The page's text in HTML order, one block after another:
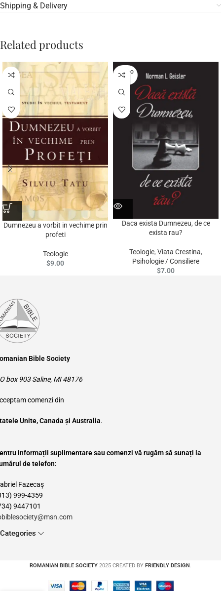
Shipping & Delivery
Related products
Dumnezeu a vorbit in vechime prin
profeti
Teologie
$9.00
SOLD O
UT
Daca exista Dumnezeu, de ce
exista rau?
Teologie, Viata Crestina,
Psihologie / Consiliere
$7.00
Bible Society
box 903 Saline, MI 48176
comenzi din
Unite, Canada și Australia.
informații suplimentare sau comenzi vă rugăm să sunați la
de telefon:
Fazecaș
999-4359
9447101
Categories
ROMANIAN BIBLE SOCIETY 2025 CREATED BY FRIENDLY DESIGN .